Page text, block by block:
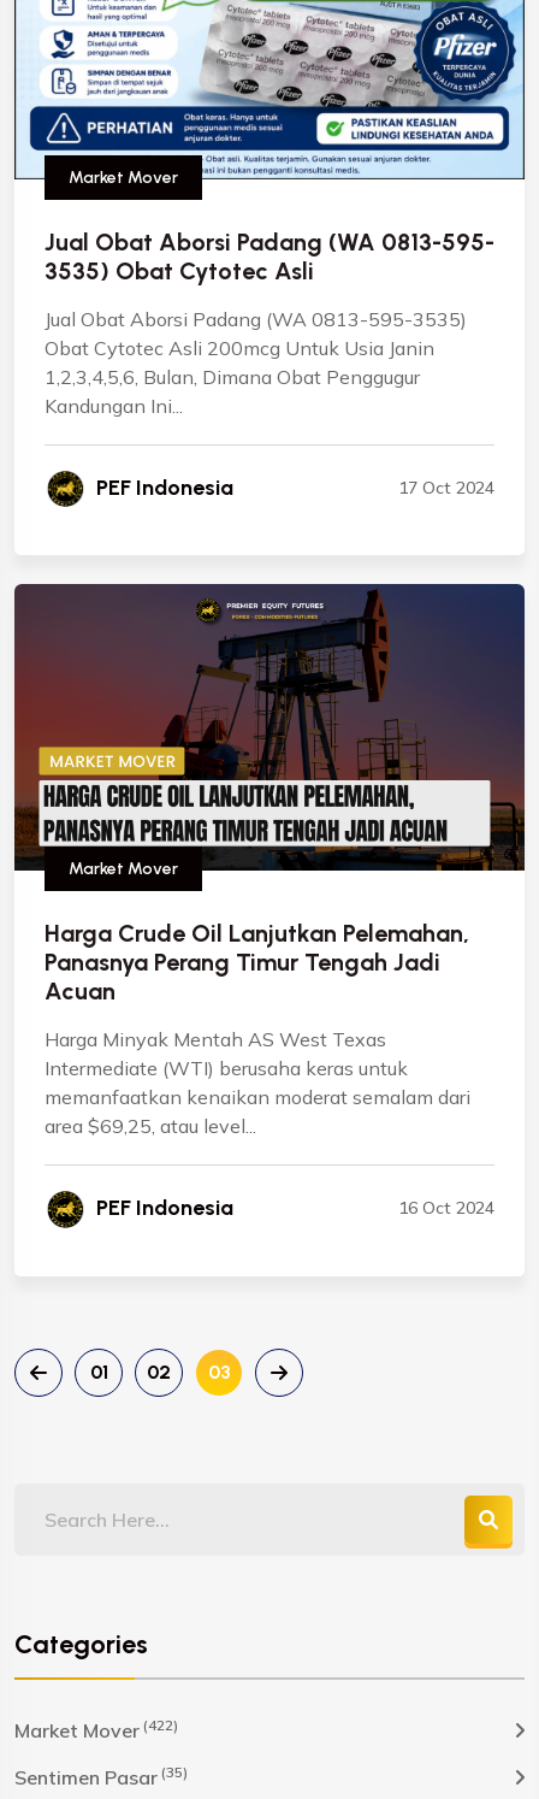
Market Mover
Jual Obat Aborsi Padang (WA 0813-595-
3535) Obat Cytotec Asli
Jual Obat Aborsi Padang (WA 0813-595-3535)
Obat Cytotec Asli 200mcg Untuk Usia Janin
1,2,3,4,5,6, Bulan, Dimana Obat Penggugur
Kandungan Ini...
PEF Indonesia 17 Oct 2024
Market Mover
Harga Crude Oil Lanjutkan Pelemahan,
Panasnya Perang Timur Tengah Jadi
Acuan
Harga Minyak Mentah AS West Texas
Intermediate (WTI) berusaha keras untuk
memanfaatkan kenaikan moderat semalam dari
area $69,25, atau level...
PEF Indonesia 16 Oct 2024
01 02 03
Categories
Market Mover (422)
Sentimen Pasar (35)